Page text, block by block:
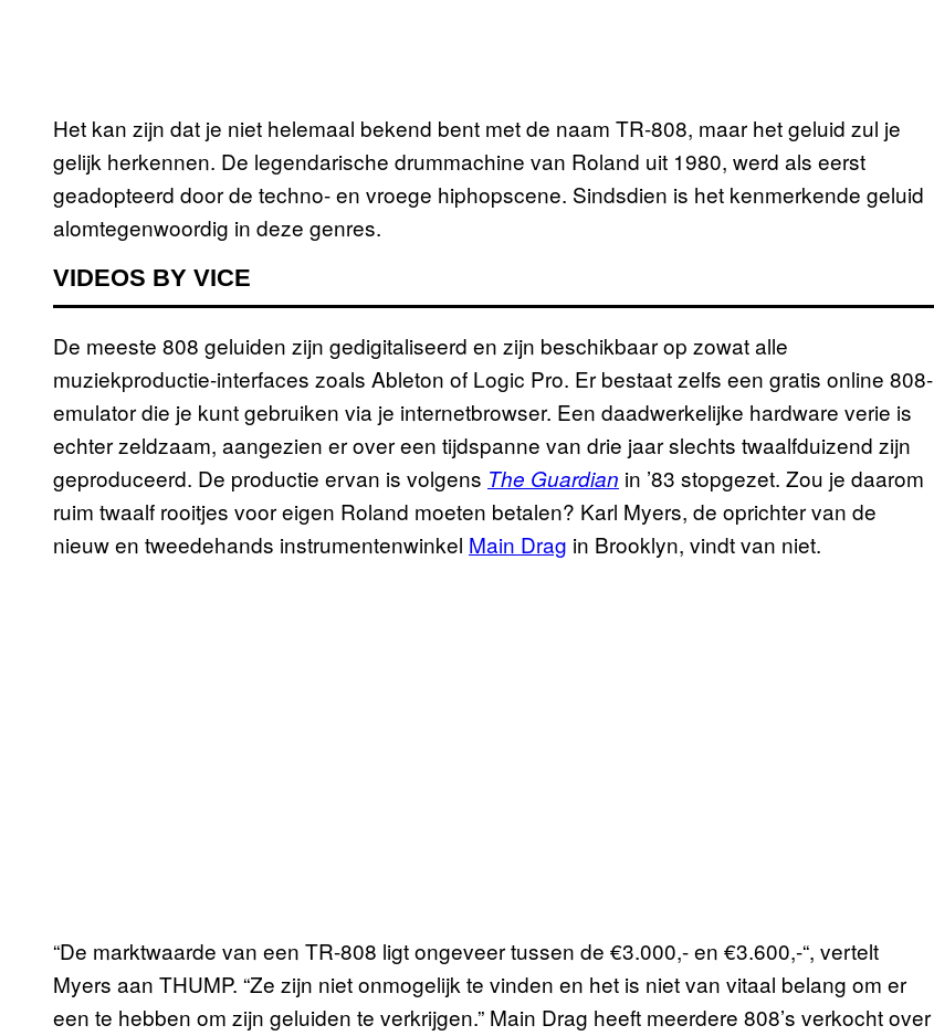
Het kan zijn dat je niet helemaal bekend bent met de naam TR-808, maar het geluid zul je
gelijk herkennen. De legendarische drummachine van Roland uit 1980, werd als eerst
geadopteerd door de techno- en vroege hiphopscene. Sindsdien is het kenmerkende geluid
alomtegenwoordig in deze genres.
VIDEOS BY VICE
De meeste 808 geluiden zijn gedigitaliseerd en zijn beschikbaar op zowat alle
muziekproductie-interfaces zoals Ableton of Logic Pro. Er bestaat zelfs een gratis online 808-
emulator die je kunt gebruiken via je internetbrowser. Een daadwerkelijke hardware verie is
echter zeldzaam, aangezien er over een tijdspanne van drie jaar slechts twaalfduizend zijn
geproduceerd. De productie ervan is volgens The Guardian in ’83 stopgezet. Zou je daarom
ruim twaalf rooitjes voor eigen Roland moeten betalen? Karl Myers, de oprichter van de
nieuw en tweedehands instrumentenwinkel Main Drag in Brooklyn, vindt van niet.
“De marktwaarde van een TR-808 ligt ongeveer tussen de €3.000,- en €3.600,-“, vertelt
Myers aan THUMP. “Ze zijn niet onmogelijk te vinden en het is niet van vitaal belang om er
een te hebben om zijn geluiden te verkrijgen.” Main Drag heeft meerdere 808’s verkocht over